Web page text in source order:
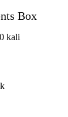
Box
kali